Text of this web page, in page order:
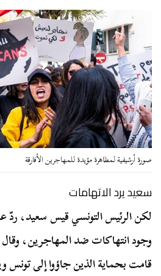
صورة أرشيفية لمظاهرة مؤيدة للمهاجرين الأفارقة
سعيد يرد الاتهامات
لكن الرئيس التونسي قيس سعيد، ردّ
وجود انتهاكات ضد المهاجرين، وقال
قامت بحماية الذين جاؤوا إلى تونس